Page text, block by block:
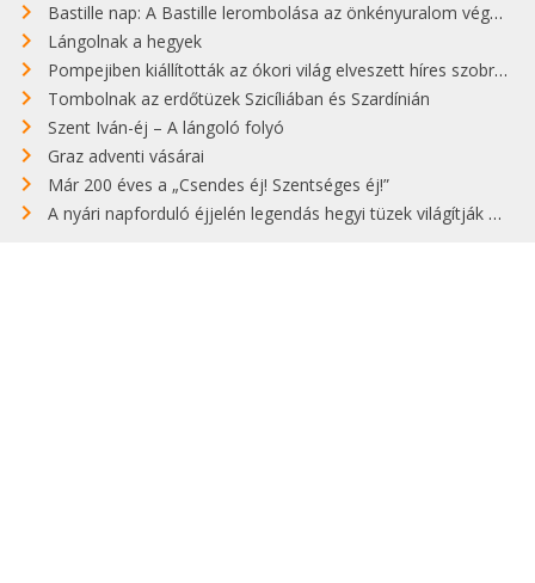
Bastille nap: A Bastille lerombolása az önkényuralom végét jelentette
Lángolnak a hegyek
Pompejiben kiállították az ókori világ elveszett híres szobrának másolatát
Tombolnak az erdőtüzek Szicíliában és Szardínián
Szent Iván-éj – A lángoló folyó
Graz adventi vásárai
Már 200 éves a „Csendes éj! Szentséges éj!”
A nyári napforduló éjjelén legendás hegyi tüzek világítják meg Zugspitzét